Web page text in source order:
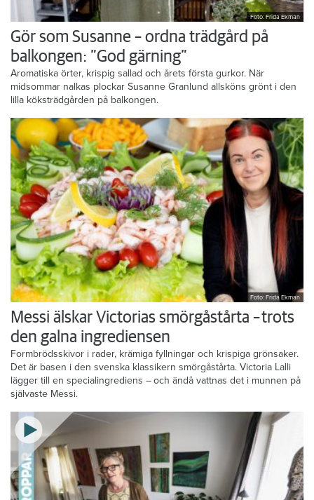
Foto: Frida Ekman
Gör som Susanne – ordna trädgård på
balkongen: ”God gärning”
Aromatiska örter, krispig sallad och årets första gurkor. När
midsommar nalkas plockar Susanne Granlund allsköns grönt i den
lilla köksträdgården på balkongen.
Foto: Frida Ekman
Messi älskar Victorias smörgåstårta – trots
den galna ingrediensen
Formbrödsskivor i rader, krämiga fyllningar och krispiga grönsaker.
Det är basen i den svenska klassikern smörgåstårta. Victoria Lalli
lägger till en specialingrediens – och ändå vattnas det i munnen på
självaste Messi.